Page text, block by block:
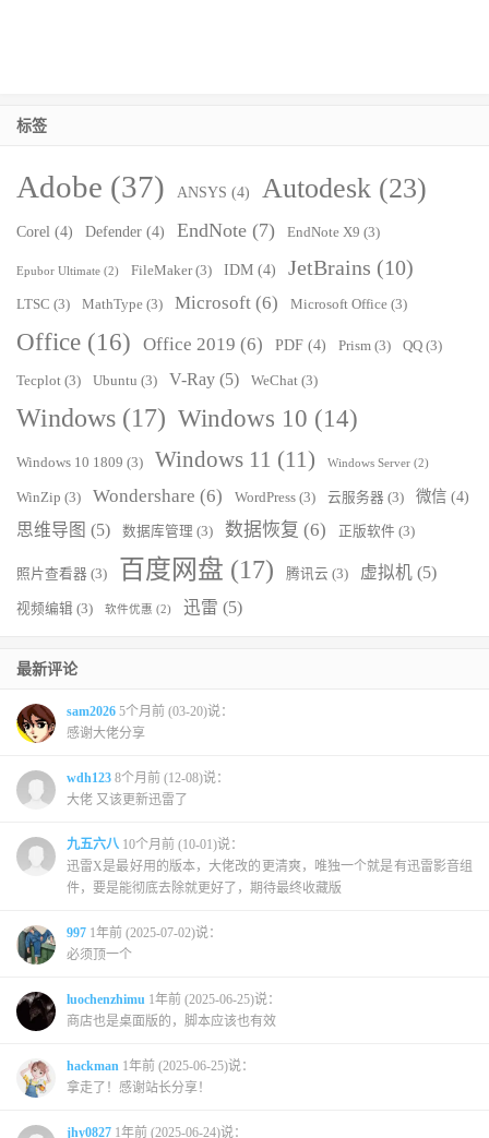
标签
Adobe (37) ANSYS (4) Autodesk (23)
Corel (4) Defender (4) EndNote (7) EndNote X9 (3)
Epubor Ultimate (2) FileMaker(3) IDM (4) JetBrains (10)
LTSC (3) MathType (3) Microsoft (6) Microsoft Office (3)
Office (16) Office 2019 (6) PDF (4) Prism (3) QQ (3)
Tecplot (3) Ubuntu (3) V-Ray (5) WeChat (3)
Windows (17) Windows 10 (14)
Windows 10 1809 (3) Windows 11 (11) Windows Server (2)
WinZip (3) Wondershare (6) WordPress (3) 云服务器 (3) 微信 (4)
思维导图 (5) 数据库管理 (3) 数据恢复 (6) 正版软件 (3)
照片查看器 (3) 百度网盘 (17) 腾讯云 (3) 虚拟机 (5)
视频编辑 (3) 软件优惠 (2) 迅雷 (5)
最新评论
sam2026 5个月前 (03-20)说：
感谢大佬分享
wdh123 8个月前 (12-08)说：
大佬 又该更新迅雷了
九五六八 10个月前 (10-01)说：
迅雷X是最好用的版本，大佬改的更清爽，唯独一个就是有迅雷影音组
件，要是能彻底去除就更好了，期待最终收藏版
997 1年前 (2025-07-02)说：
必须顶一个
luochenzhimu 1年前 (2025-06-25)说：
商店也是桌面版的，脚本应该也有效
hackman 1年前 (2025-06-25)说：
拿走了！感谢站长分享！
jhy0827 1年前 (2025-06-24)说：